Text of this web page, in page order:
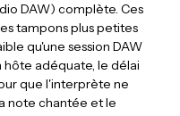
DAW) complète. Ces
tampons plus petites
qu'une session DAW
adéquate, le délai
que l'interprète ne
note chantée et le